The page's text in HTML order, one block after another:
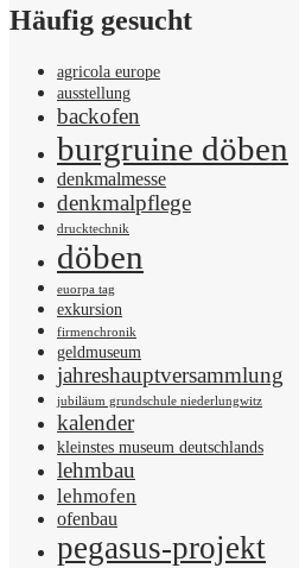
Häufig gesucht
agricola europe
ausstellung
backofen
burgruine döben
denkmalmesse
denkmalpflege
drucktechnik
döben
euorpa tag
exkursion
firmenchronik
geldmuseum
jahreshauptversammlung
jubiläum grundschule niederlungwitz
kalender
kleinstes museum deutschlands
lehmbau
lehmofen
ofenbau
pegasus-projekt